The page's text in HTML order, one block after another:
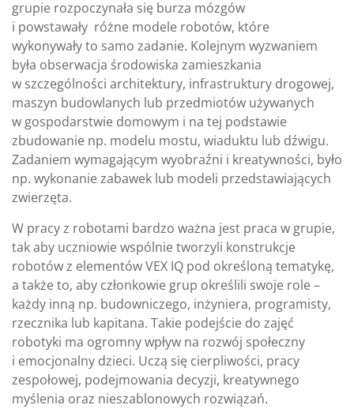
grupie rozpoczynała się burza mózgów
i powstawały różne modele robotów, które
wykonywały to samo zadanie. Kolejnym wyzwaniem
była obserwacja środowiska zamieszkania
w szczególności architektury, infrastruktury drogowej,
maszyn budowlanych lub przedmiotów używanych
w gospodarstwie domowym i na tej podstawie
zbudowanie np. modelu mostu, wiaduktu lub dźwigu.
Zadaniem wymagającym wyobraźni i kreatywności, było
np. wykonanie zabawek lub modeli przedstawiających
zwierzęta.
W pracy z robotami bardzo ważna jest praca w grupie,
tak aby uczniowie wspólnie tworzyli konstrukcje
robotów z elementów VEX IQ pod określoną tematykę,
a także to, aby członkowie grup określili swoje role –
każdy inną np. budowniczego, inżyniera, programisty,
rzecznika lub kapitana. Takie podejście do zajęć
robotyki ma ogromny wpływ na rozwój społeczny
i emocjonalny dzieci. Uczą się cierpliwości, pracy
zespołowej, podejmowania decyzji, kreatywnego
myślenia oraz nieszablonowych rozwiązań.